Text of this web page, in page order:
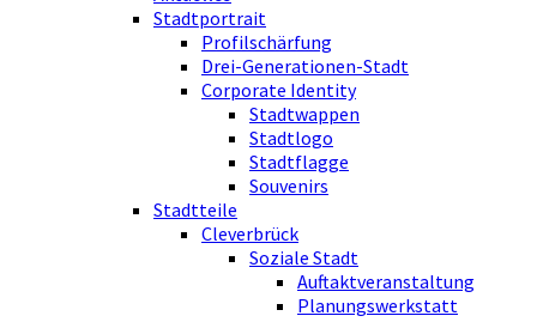
Stadtportrait
Profilschärfung
Drei-Generationen-Stadt
Corporate Identity
Stadtwappen
Stadtlogo
Stadtflagge
Souvenirs
Stadtteile
Cleverbrück
Soziale Stadt
Auftaktveranstaltung
Planungswerkstatt